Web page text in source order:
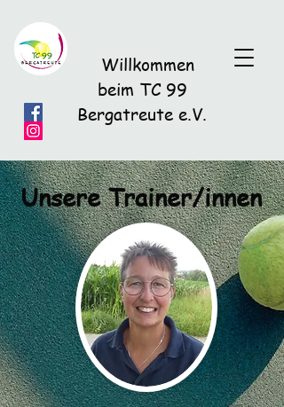
Willkommen
beim TC 99
Bergatreute e.V.
Unsere Trainer/innen